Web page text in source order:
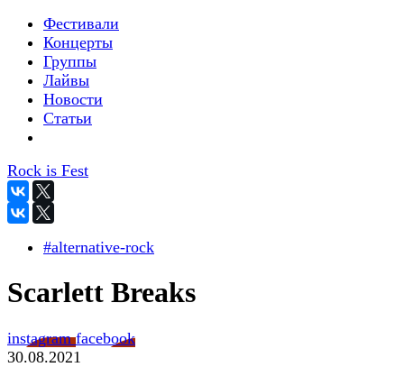
Фестивали
Концерты
Группы
Лайвы
Новости
Статьи
Rock is Fest
#alternative-rock
Scarlett Breaks
instagramfacebook
30.08.2021